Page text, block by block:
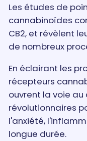
Les études de
cannabinoïdes
CB2, et révèlent
de nombreux
En éclairant les
récepteurs
ouvrent la voie
révolutionnaires
l'anxiété,
longue durée.